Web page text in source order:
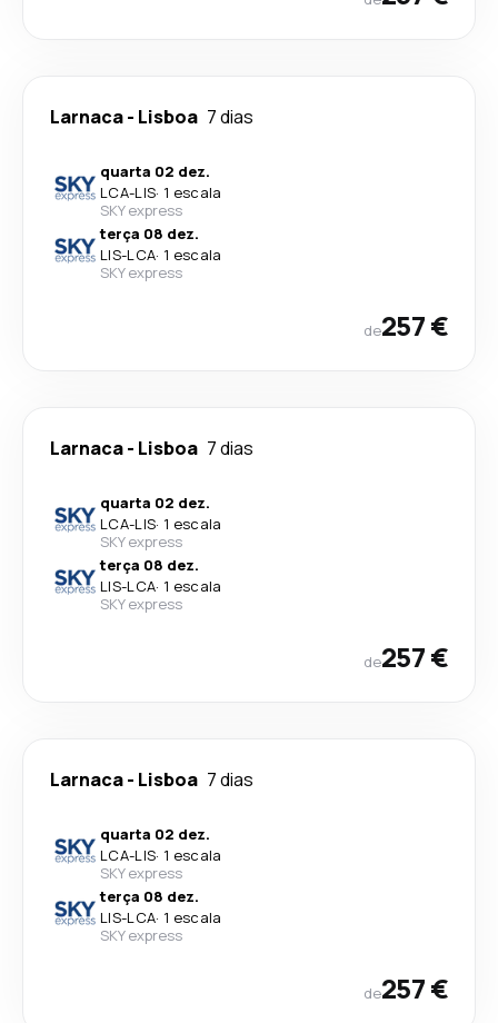
Larnaca- Lisboa 7 dias
quarta 02 dez.
LCA-LIS· 1 escala
SKY express
terça 08 dez.
LIS-LCA· 1 escala
SKY express
de257 €
Larnaca- Lisboa 7 dias
quarta 02 dez.
LCA-LIS· 1 escala
SKY express
terça 08 dez.
LIS-LCA· 1 escala
SKY express
de257 €
Larnaca- Lisboa 7 dias
quarta 02 dez.
LCA-LIS· 1 escala
SKY express
terça 08 dez.
LIS-LCA· 1 escala
SKY express
de257 €